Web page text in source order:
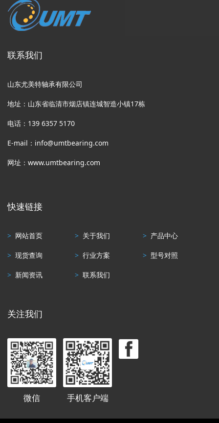
联系我们
山东尤美特轴承有限公司
地址：山东省临清市烟店镇连城智造小镇17栋
电话：139 6357 5170
E-mail：info@umtbearing.com
网址：www.umtbearing.com
快速链接
> 网站首页 > 关于我们 > 产品中心
> 现货查询 >行业方案 > 型号对照
> 新闻资讯 >联系我们
关注我们
微信 手机客户端